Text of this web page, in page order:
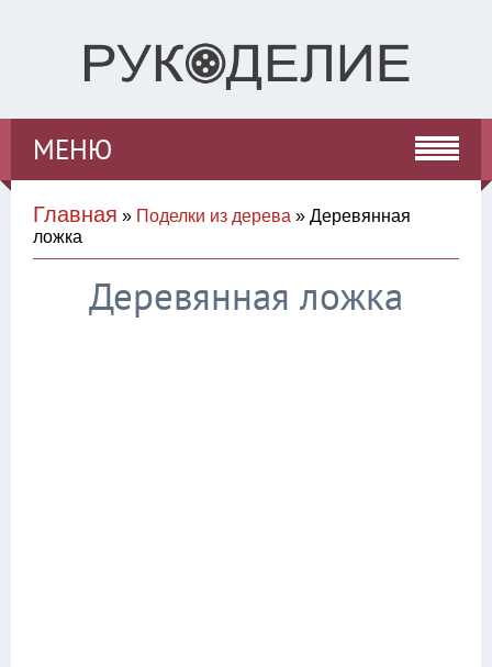
МЕНЮ
Главная » Поделки из дерева » Деревянная
ложка
Деревянная ложка